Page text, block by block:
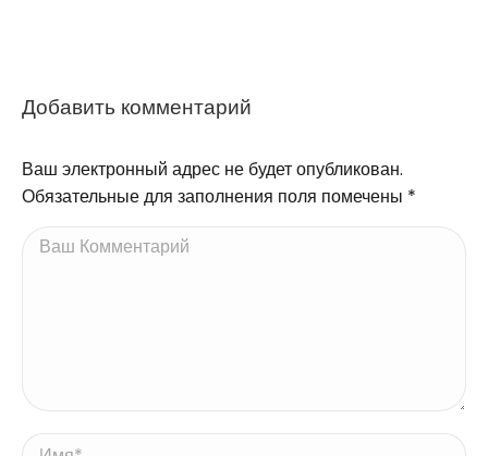
Добавить комментарий
Ваш электронный адрес не будет опубликован.
Обязательные для заполнения поля помечены *
Ваш Комментарий
Имя *